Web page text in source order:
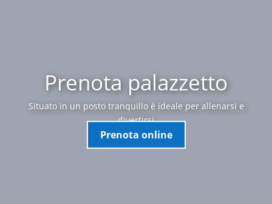
Prenota palazzetto
Situato in un posto tranquillo è ideale per allenarsi e
divertirsi
Prenota online